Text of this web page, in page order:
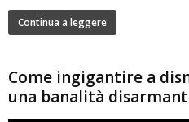
Continua a leggere
Come ingigantire a
una banalità